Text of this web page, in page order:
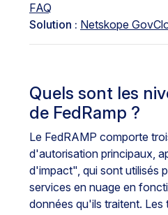
FAQ
Solution : Netskope
Quels sont les
de FedRamp ?
Le FedRAMP comporte
d'autorisation principaux,
d'impact", qui sont utilisés
services en nuage en
données qu'ils traitent. Les